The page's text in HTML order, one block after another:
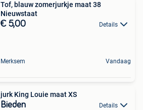
Tof, blauw zomerjurkje maat 38
Nieuwstaat
€ 5,00 Details
Merksem Vandaag
jurk King Louie maat XS
Bieden Details